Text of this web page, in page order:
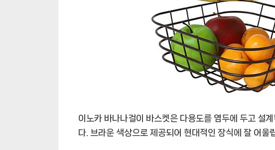
이
용
도
과
일
바
니:
심
이노카 바나나걸이 바스켓은 다용도를 염두에 두고 설
다. 브라운 색상으로 제공되어 현대적인 장식에 잘 어울